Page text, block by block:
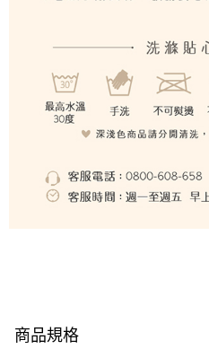
商品規格